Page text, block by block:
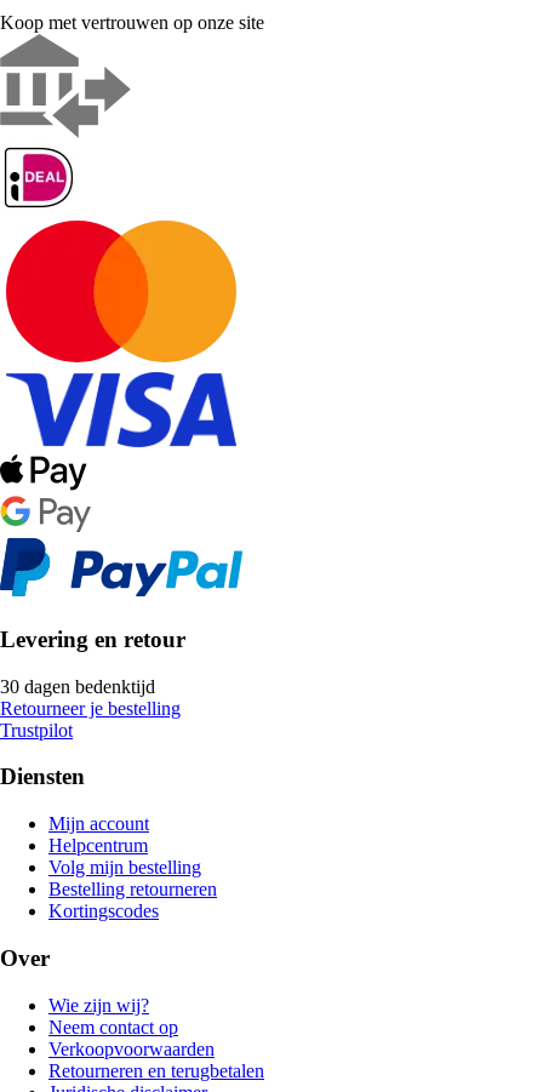
Koop met vertrouwen op onze site
Levering en retour
30 dagen bedenktijd
Retourneer je bestelling
Trustpilot
Diensten
Mijn account
Helpcentrum
Volg mijn bestelling
Bestelling retourneren
Kortingscodes
Over
Wie zijn wij?
Neem contact op
Verkoopvoorwaarden
Retourneren en terugbetalen